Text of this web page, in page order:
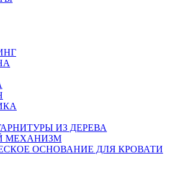
ИЗ ДЕРЕВА
МЕХАНИЗМ
ОСНОВАНИЕ ДЛЯ КРОВАТИ